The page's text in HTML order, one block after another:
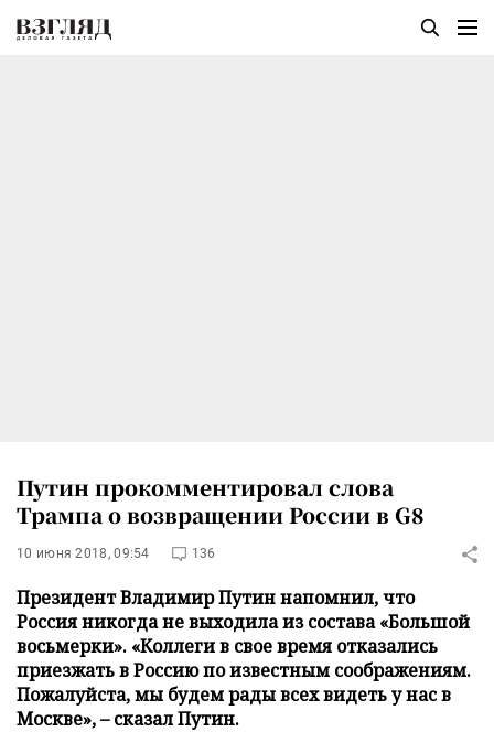
Путин прокомментировал слова
Трампа о возвращении России в G8
10 июня 2018, 09:54 136
Президент Владимир Путин напомнил, что
Россия никогда не выходила из состава «Большой
восьмерки». «Коллеги в свое время отказались
приезжать в Россию по известным соображениям.
Пожалуйста, мы будем рады всех видеть у нас в
Москве», – сказал Путин.